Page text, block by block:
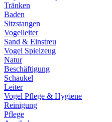
Tränken
Baden
Sitzstangen
Vogelleiter
Sand & Einstreu
Vogel Spielzeug
Natur
Beschäftigung
Schaukel
Leiter
Vogel Pflege & Hygiene
Reinigung
Pflege